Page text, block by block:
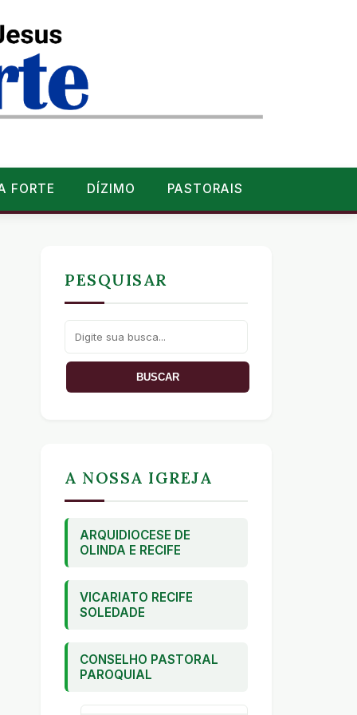
FORTE DÍZIMO PASTORAIS
PESQUISAR
A NOSSA IGREJA
ARQUIDIOCESE DE
OLINDA E RECIFE
VICARIATO RECIFE
SOLEDADE
CONSELHO PASTORAL
PAROQUIAL